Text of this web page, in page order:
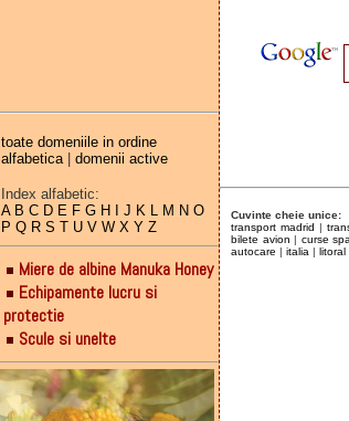
toate domeniile in ordine
alfabetica| domenii active
Index alfabetic:
A B C D E F G H J K L M N O
P Q R S T U V W X Y Z
Miere de albine Manuka Honey
Echipamente lucru si
protectie
Scule si unelte
Cuvinte cheie unice:
transport madrid |
bilete avion | curse
autocare | italia | litoral